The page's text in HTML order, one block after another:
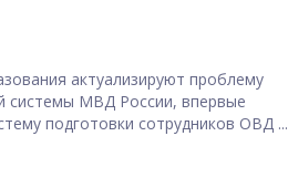
актуализируют проблему
системы МВД России, впервые
подготовки сотрудников ОВД ...